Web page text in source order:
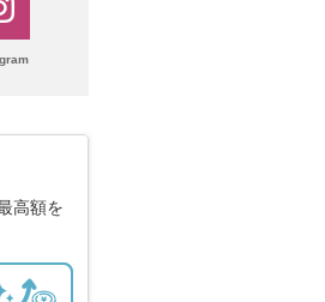
高額を